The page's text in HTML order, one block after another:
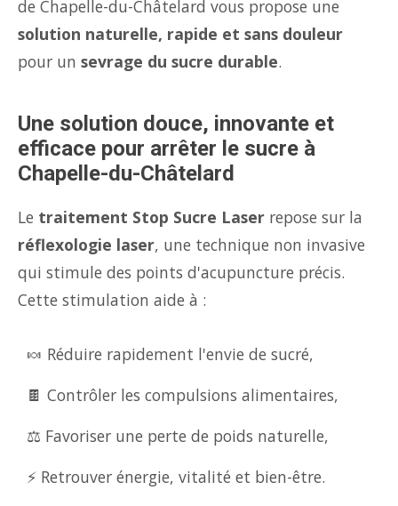
de Chapelle-du-Châtelard vous propose une
solution naturelle, rapide et sans douleur
pour un sevrage du sucre durable.
Une solution douce, innovante et
efficace pour arrêter le sucre à
Chapelle-du-Châtelard
Le traitement Stop Sucre Laser repose sur la
réflexologie laser, une technique non invasive
qui stimule des points d'acupuncture précis.
Cette stimulation aide à :
🍬 Réduire rapidement l'envie de sucré,
🍫 Contrôler les compulsions alimentaires,
⚖️ Favoriser une perte de poids naturelle,
⚡ Retrouver énergie, vitalité et bien-être.